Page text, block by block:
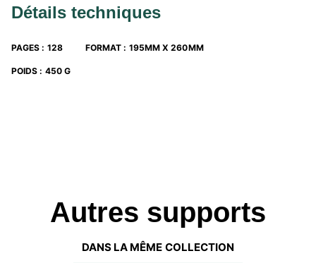
bas de page par le texte ; des questions de
compréhension générale, ainsi que des problèmes
Détails techniques
PAGES : 128 FORMAT : 195MM X 260MM
POIDS : 450 G
Autres supports
DANS LA MÊME COLLECTION